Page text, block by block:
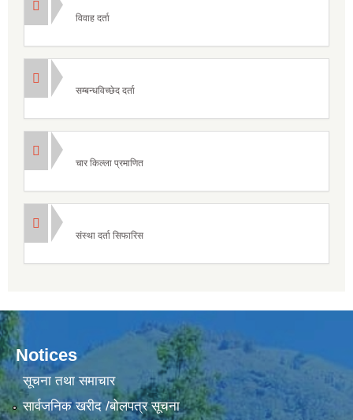
विवाह दर्ता
सम्बन्धविच्छेद दर्ता
चार किल्ला प्रमाणित
संस्था दर्ता सिफारिस
Notices
सूचना तथा समाचार
सार्वजनिक खरीद /बोलपत्र सूचना